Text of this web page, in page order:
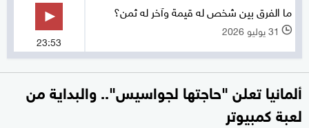
ما الفرق بين شخص له قيمة وآخر له ثمن؟
l 31 يوليو 2026
23:53
ألمانيا تعلن "حاجتها لجواسيس".. والبداية من
لعبة كمبيوتر